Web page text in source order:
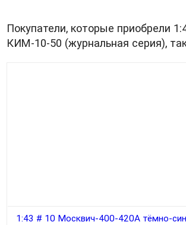
Покупатели, которые приобрели
КИМ-10-50 (журнальная серия),
1:43 # 10 Москвич-400-420А тёмно-